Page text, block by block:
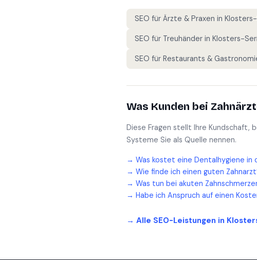
SEO für Ärzte & Praxen in
SEO für Treuhänder in Klosters-
SEO für Restaurants &
Was Kunden bei
Diese Fragen stellt Ihre Kundschaft,
Systeme Sie als Quelle nennen.
→ Was kostet eine Dentalhygiene in
→ Wie finde ich einen guten
→ Was tun bei akuten
→ Habe ich Anspruch auf einen
→ Alle SEO-Leistungen in